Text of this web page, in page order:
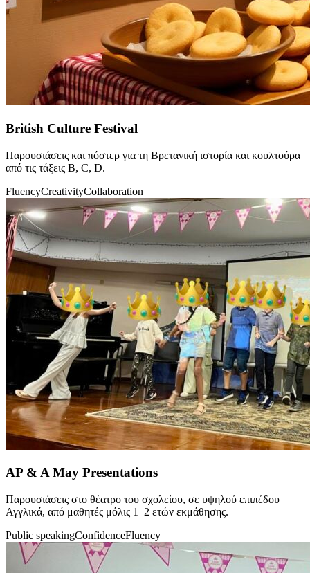
British Culture Festival
Παρουσιάσεις και πόστερ για τη Βρετανική ιστορία και κουλτούρα
από τις τάξεις B, C, D.
FluencyCreativityCollaboration
AP & A May Presentations
Παρουσιάσεις στο θέατρο του σχολείου, σε υψηλού επιπέδου
Αγγλικά, από μαθητές μόλις 1–2 ετών εκμάθησης.
Public speakingConfidenceFluency